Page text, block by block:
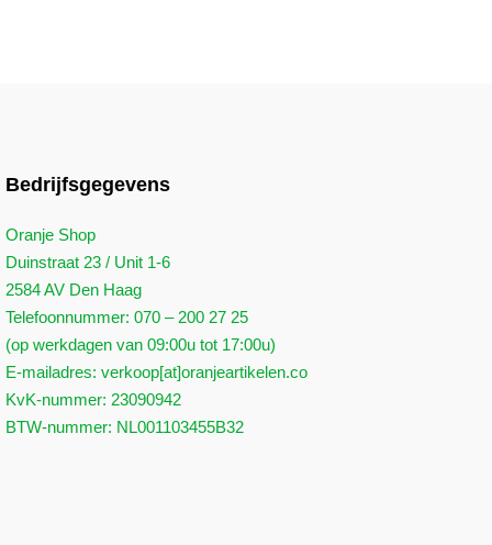
Bedrijfsgegevens
Oranje Shop
Duinstraat 23 / Unit 1-6
2584 AV Den Haag
Telefoonnummer: 070 – 200 27 25
(op werkdagen van 09:00u tot 17:00u)
E-mailadres: verkoop[at]oranjeartikelen.co
KvK-nummer: 23090942
BTW-nummer: NL001103455B32